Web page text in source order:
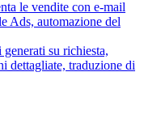
le vendite con e-mail
Ads, automazione del
su richiesta,
dettagliate, traduzione di